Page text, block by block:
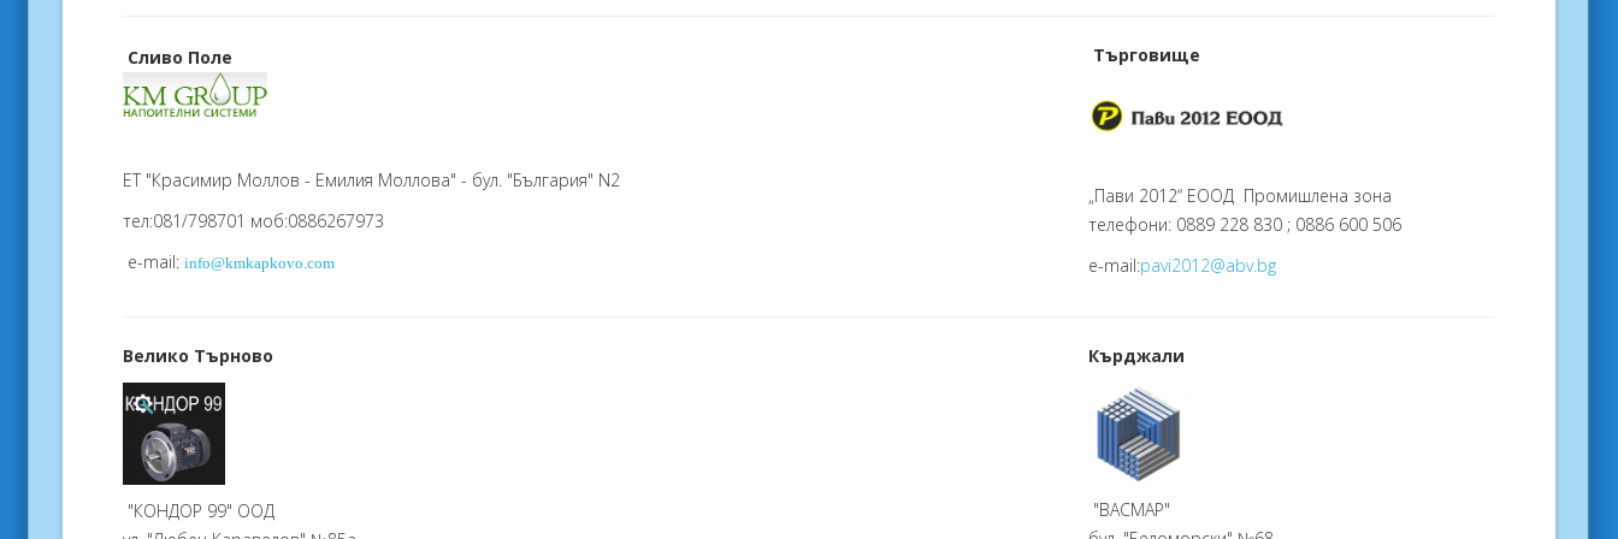
Сливо Поле
ЕТ "Красимир Моллов - Емилия Моллова" - бул. "България" N2
тел:081/798701 моб:0886267973
e-mail: info@kmkapkovo.com
Търговище
„Пави 2012“ ЕООД Промишлена зона
телефони: 0889 228 830 ; 0886 600 506
e-mail:pavi2012@abv.bg
Велико Търново
"КОНДОР 99" ООД
Кърджали
"ВАСМАР"